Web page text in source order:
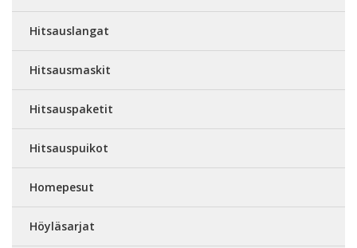
Hitsauslangat
Hitsausmaskit
Hitsauspaketit
Hitsauspuikot
Homepesut
Höyläsarjat